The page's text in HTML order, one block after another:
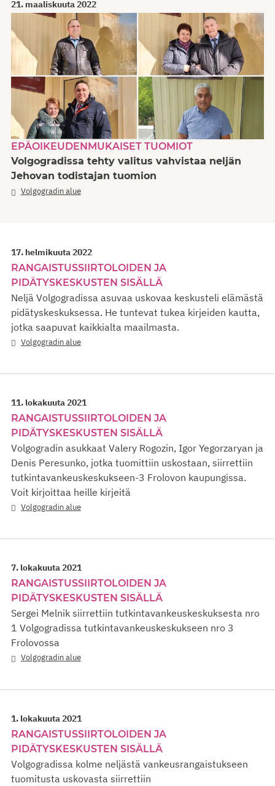
21. maaliskuuta 2022
EPÄOIKEUDENMUKAISET TUOMIOT
Volgogradissa tehty valitus vahvistaa neljän
Jehovan todistajan tuomion
Volgogradin alue
17. helmikuuta 2022
RANGAISTUSSIIRTOLOIDEN JA
PIDÄTYSKESKUSTEN SISÄLLÄ
Neljä Volgogradissa asuvaa uskovaa keskusteli elämästä
pidätyskeskuksessa. He tuntevat tukea kirjeiden kautta,
jotka saapuvat kaikkialta maailmasta.
Volgogradin alue
11. lokakuuta 2021
RANGAISTUSSIIRTOLOIDEN JA
PIDÄTYSKESKUSTEN SISÄLLÄ
Volgogradin asukkaat Valery Rogozin, Igor Yegorzaryan ja
Denis Peresunko, jotka tuomittiin uskostaan, siirrettiin
tutkintavankeuskeskukseen-3 Frolovon kaupungissa.
Voit kirjoittaa heille kirjeitä
Volgogradin alue
7. lokakuuta 2021
RANGAISTUSSIIRTOLOIDEN JA
PIDÄTYSKESKUSTEN SISÄLLÄ
Sergei Melnik siirrettiin tutkintavankeuskeskuksesta nro
1 Volgogradissa tutkintavankeuskeskukseen nro 3
Frolovossa
Volgogradin alue
1. lokakuuta 2021
RANGAISTUSSIIRTOLOIDEN JA
PIDÄTYSKESKUSTEN SISÄLLÄ
Volgogradissa kolme neljästä vankeusrangaistukseen
tuomitusta uskovasta siirrettiin